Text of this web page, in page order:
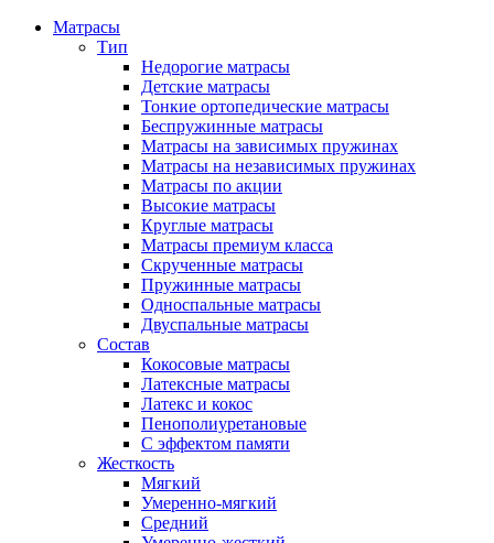
Матрасы
Тип
Недорогие матрасы
Детские матрасы
Тонкие ортопедические матрасы
Беспружинные матрасы
Матрасы на зависимых пружинах
Матрасы на независимых пружинах
Матрасы по акции
Высокие матрасы
Круглые матрасы
Матрасы премиум класса
Скрученные матрасы
Пружинные матрасы
Односпальные матрасы
Двуспальные матрасы
Состав
Кокосовые матрасы
Латексные матрасы
Латекс и кокос
Пенополиуретановые
С эффектом памяти
Жесткость
Мягкий
Умеренно-мягкий
Средний